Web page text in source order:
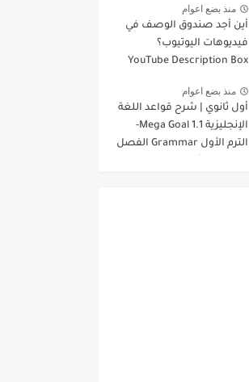
منذ بضع اعوام
أين أجد صندوق الوصف في
فيديوهات اليوتيوب؟
YouTube Description Box
منذ بضع اعوام
أول ثانوي | شرح قواعد اللغة
الإنجليزية 1.1 Mega Goal-
الترم الأول Grammar الفصل